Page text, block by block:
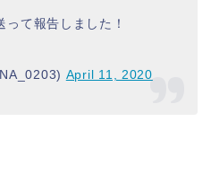
て報告しました！
April 11, 2020